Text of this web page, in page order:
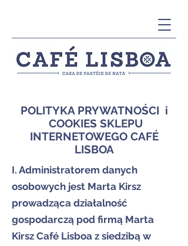
POLITYKA PRYWATNOŚCI i
COOKIES SKLEPU
INTERNETOWEGO CAFÉ
LISBOA
I. Administratorem danych
osobowych jest Marta Kirsz
prowadząca działalność
gospodarczą pod firmą Marta
Kirsz Café Lisboa z siedzibą w